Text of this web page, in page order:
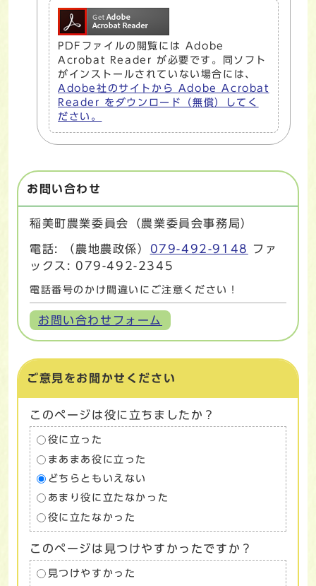
PDFファイルの閲覧には Adobe
Acrobat Reader が必要です。同ソフト
がインストールされていない場合には、
Adobe社のサイトから Adobe Acrobat
Reader をダウンロード（無償）してく
ださい。
お問い合わせ
稲美町農業委員会（農業委員会事務局）
電話: （農地農政係） 079-492-9148
ファ
ックス: 079-492-2345
電話番号のかけ間違いにご注意ください！
お問い合わせフォーム
ご意見をお聞かせください
このページは役に立ちましたか？
役に立った
まあまあ役に立った
どちらともいえない
あまり役に立たなかった
役に立たなかった
このページは見つけやすかったですか？
見つけやすかった